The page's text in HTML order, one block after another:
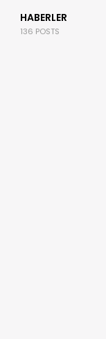
HABERLER
136 POSTS